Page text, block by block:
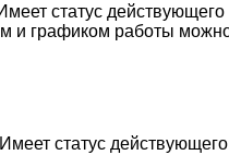
статус
и графиком работы
статус